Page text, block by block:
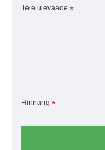
Teie ülevaade
Hinnang